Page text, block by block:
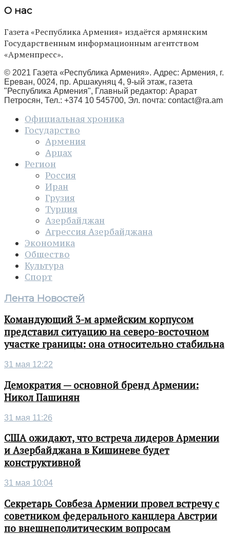
О нас
Газета «Республика Армения» издаётся армянским
Государственным информационным агентством
«Арменпресс».
© 2021 Газета «Республика Армения». Адрес: Армения, г.
Ереван, 0024, пр. Аршакуняц 4, 9-ый этаж, газета
"Республика Армения", Главный редактор: Арарат
Петросян, Тел.: +374 10 545700, Эл. почта: contact@ra.am
Официальная хроника
Государство
Армения
Арцах
Регион
Россия
Иран
Грузия
Турция
Азербайджан
Агрессия Азербайджана
Экономика
Общество
Культура
Спорт
Лента Новостей
Командующий 3-м армейским корпусом
представил ситуацию на северо-восточном
участке границы: она относительно стабильна
31 мая 12:22
Демократия — основной бренд Армении:
Никол Пашинян
31 мая 11:26
США ожидают, что встреча лидеров Армении
и Азербайджана в Кишиневе будет
конструктивной
31 мая 10:04
Секретарь Совбеза Армении провел встречу с
советником федерального канцлера Австрии
по внешнеполитическим вопросам